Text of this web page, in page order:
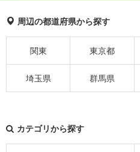
周辺の都道府県から探す
関東 東京都
埼玉県 群馬県
カテゴリから探す